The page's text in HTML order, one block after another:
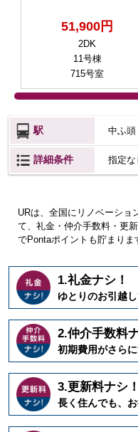
51,900円
2DK
11号棟
715号室
駅 中ふ頭
詳細条件 指定な
URは、全国にリノベーショ
て、礼金・仲介手数料・更
でPontaポイントも貯まりま
1.礼金ナシ！
ゆとりのお引越
2.仲介手数料
初期費用がさらに
3.更新料ナシ！
長く住んでも、お